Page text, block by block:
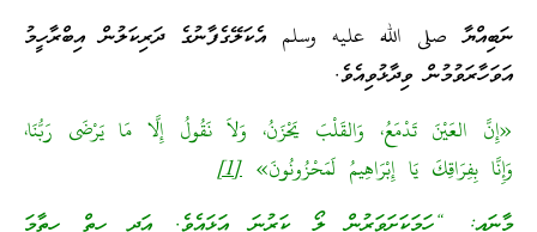
ނަބިއްޔާ صلى الله عليه وسلم އެކަލޭގެފާނުގެ ދަރިކަލުން އިބްރާހީމު
އަވަހާރަވުމުން ވިދާޅުވިއެވެ.
«إِنَّ العَيْنَ تَدْمَعُ، وَالقَلْبَ يَحْزَنُ، وَلاَ نَقُولُ إِلَّا مَا يَرْضَى رَبُّنَا،
وَإِنَّا بِفِرَاقِكَ يَا إِبْرَاهِيمُ لَمَحْزُونُونَ» [1]
މާނައީ: “ހަމަކަށަވަރުން ލޯ ކަރުނަ އަޅައެވެ. އަދި ހިތް ހިތާމަ